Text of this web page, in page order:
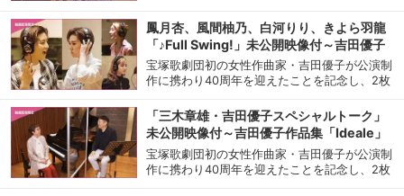
タビューを収録した吉田優子作品集「Ideale」
CD発売記念特別番組より、水夏希の歌唱＆イ
ンタビューシーンを未公開映像付でお届け！
鳳月杏、風間柚乃、白河りり、きよら羽龍
「♪Full Swing!」未公開映像付～吉田優子
作品集「Ideale」CD発売記念特別番組より
～
宝塚歌劇団初の女性作曲家・吉田優子が公演制
作に携わり40周年を迎えたことを記念し、2枚
タビューを収録した吉田優子作品集「Ideale」
CD発売記念特別番組より、鳳月杏、風間柚
乃、白河りり、きよら羽龍の歌唱＆インタビュ
ーシーンを未公開映像付でお届け！
「三木章雄・吉田優子スペシャルトーク」
未公開映像付～吉田優子作品集「Ideale」
CD発売記念特別番組より～
宝塚歌劇団初の女性作曲家・吉田優子が公演制
作に携わり40周年を迎えたことを記念し、2枚